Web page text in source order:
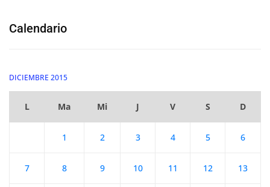
Calendario
DICIEMBRE 2015
L Ma Mi J V S D
1 2 3 4 5 6
7 8 9 10 11 12 13